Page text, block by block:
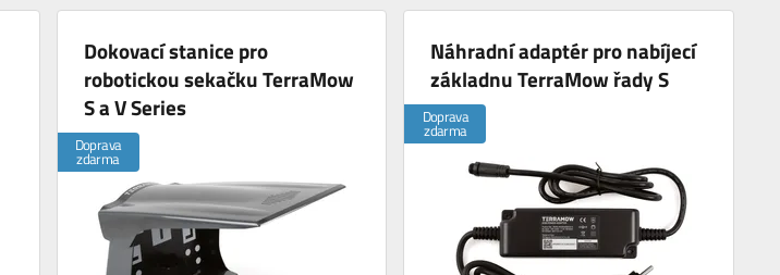
Dokovací stanice pro
robotickou sekačku TerraMow
S a V Series
Doprava
zdarma
Náhradní adaptér pro nabíjecí
základnu TerraMow řady S
Doprava
zdarma